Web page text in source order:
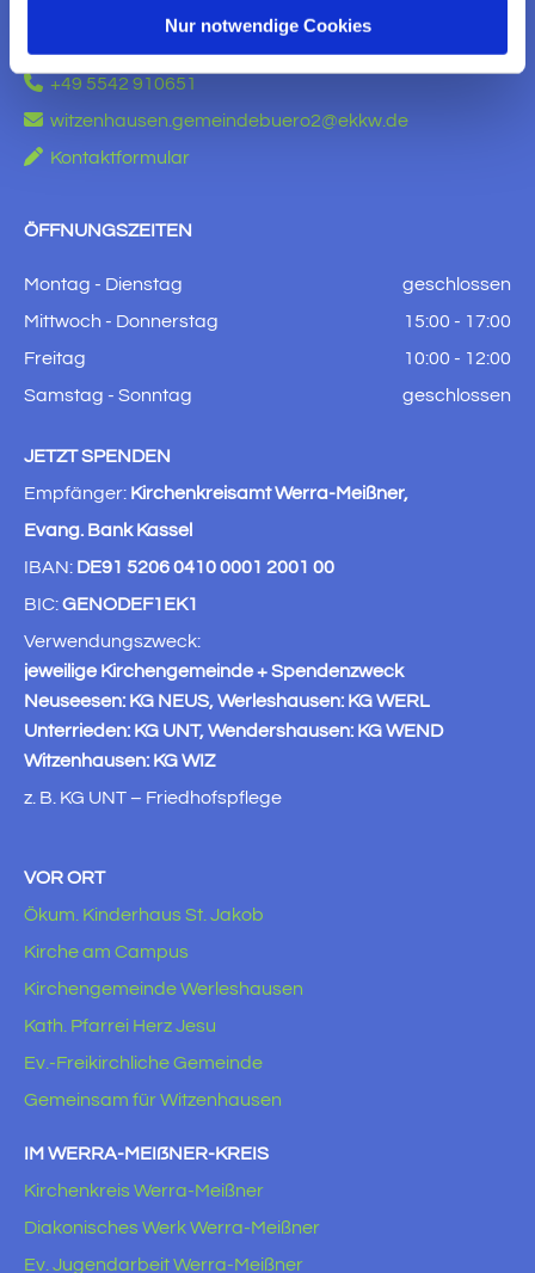
Nur notwendige Cookies
 +49 5542 910651
 witzenhausen.gemeindebuero2@ekkw.de
 Kontaktformular
ÖFFNUNGSZEITEN
Montag - Dienstag
geschlossen
Mittwoch - Donnerstag
15:00 - 17:00
Freitag
10:00 - 12:00
Samstag - Sonntag
geschlossen
JETZT SPENDEN
Empfänger: Kirchenkreisamt Werra-Meißner,
Evang. Bank Kassel
IBAN: DE91 5206 0410 0001 2001 00
BIC:GENODEF1EK1
Verwendungszweck:
jeweilige Kirchengemeinde + Spendenzweck
Neuseesen: KG NEUS, Werleshausen: KG WERL
Unterrieden: KG UNT, Wendershausen: KG WEND
Witzenhausen: KG WIZ
z. B. KG UNT – Friedhofspflege
VOR ORT
Ökum. Kinderhaus St. Jakob
Kirche am Campus
Kirchengemeinde Werleshausen
Kath. Pfarrei Herz Jesu
Ev.-Freikirchliche Gemeinde
Gemeinsam für Witzenhausen
IM WERRA-MEIẞNER-KREIS
Kirchenkreis Werra-Meißner
Diakonisches Werk Werra-Meißner
Ev. Jugendarbeit Werra-Meißner